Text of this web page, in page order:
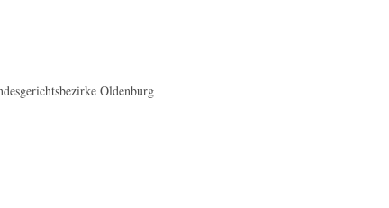
Oldenburg